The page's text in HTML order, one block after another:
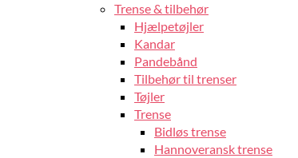
Trense & tilbehør
Hjælpetøjler
Kandar
Pandebånd
Tilbehør til trenser
Tøjler
Trense
Bidløs trense
Hannoveransk trense